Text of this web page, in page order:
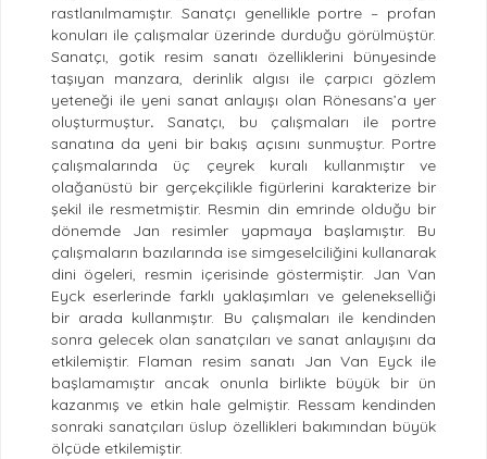
rastlanılmamıştır. Sanatçı genellikle portre – profan
konuları ile çalışmalar üzerinde durduğu görülmüştür.
Sanatçı, gotik resim sanatı özelliklerini bünyesinde
taşıyan manzara, derinlik algısı ile çarpıcı gözlem
yeteneği ile yeni sanat anlayışı olan Rönesans’a yer
oluşturmuştur.
Sanatçı, bu çalışmaları ile portre
sanatına da yeni bir bakış açısını sunmuştur. Portre
çalışmalarında üç çeyrek kuralı kullanmıştır ve
olağanüstü bir gerçekçilikle figürlerini karakterize bir
şekil ile resmetmiştir. Resmin din emrinde olduğu bir
dönemde Jan resimler yapmaya başlamıştır. Bu
çalışmaların bazılarında ise simgeselciliğini kullanarak
dini ögeleri, resmin içerisinde göstermiştir. Jan Van
Eyck eserlerinde farklı yaklaşımları ve gelenekselliği
bir arada kullanmıştır. Bu çalışmaları ile kendinden
sonra gelecek olan sanatçıları ve sanat anlayışını da
etkilemiştir. Flaman resim sanatı Jan Van Eyck ile
başlamamıştır ancak onunla birlikte büyük bir ün
kazanmış ve etkin hale gelmiştir. Ressam kendinden
sonraki sanatçıları üslup özellikleri bakımından büyük
ölçüde etkilemiştir.